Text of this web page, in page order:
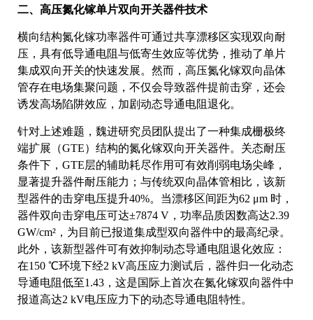
二、高压氮化镓单片双向开关器件技术
横向结构氮化镓功率器件可通过共享漂移区实现双向耐
压，具有低导通电阻与低寄生效应等优势，推动了单片
集成双向开关的快速发展。然而，高压氮化镓双向晶体
管存在电场集聚问题，不仅会导致器件提前击穿，还会
诱发高场陷阱效应，加剧动态导通电阻退化。
针对上述难题，魏进研究员团队提出了一种集成栅极终
端扩展（GTE）结构的氮化镓双向开关器件。关态耐压
条件下，GTE层的辅助耗尽作用可有效削弱电场尖峰，
显著提升器件耐压能力；与传统双向晶体管相比，该新
型器件的击穿电压提升40%。当漂移区间距为62 μm 时，
器件双向击穿电压可达±7874 V，功率品质因数高达2.39
GW/cm²，为目前已报道集成型双向器件中的最高纪录。
此外，该新型器件可有效抑制动态导通电阻退化效应：
在150 ℃环境下经2 kV高压应力测试后，器件归一化动态
导通电阻低至1.43，这是国际上首次在氮化镓双向器件中
报道高达2 kV电压应力下的动态导通电阻特性。